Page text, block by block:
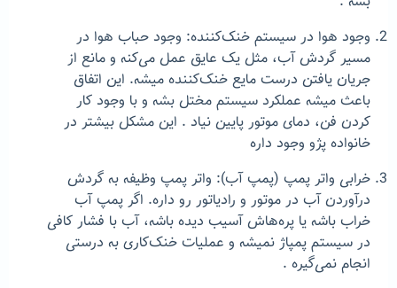
وجود هوا در سیستم خنک‌کننده: وجود حباب هوا در
مسیر گردش آب، مثل یک عایق عمل می‌کنه و مانع از
جریان یافتن درست مایع خنک‌کننده میشه. این اتفاق
باعث میشه عملکرد سیستم مختل بشه و با وجود کار
کردن فن، دمای موتور پایین نیاد . این مشکل بیشتر در
خانواده پژو وجود داره
خرابی واتر پمپ (پمپ آب): واتر پمپ وظیفه به گردش
درآوردن آب در موتور و رادیاتور رو داره. اگر پمپ آب
خراب باشه یا پره‌هاش آسیب دیده باشه، آب با فشار کافی
در سیستم پمپاژ نمیشه و عملیات خنک‌کاری به درستی
انجام نمی‌گیره .